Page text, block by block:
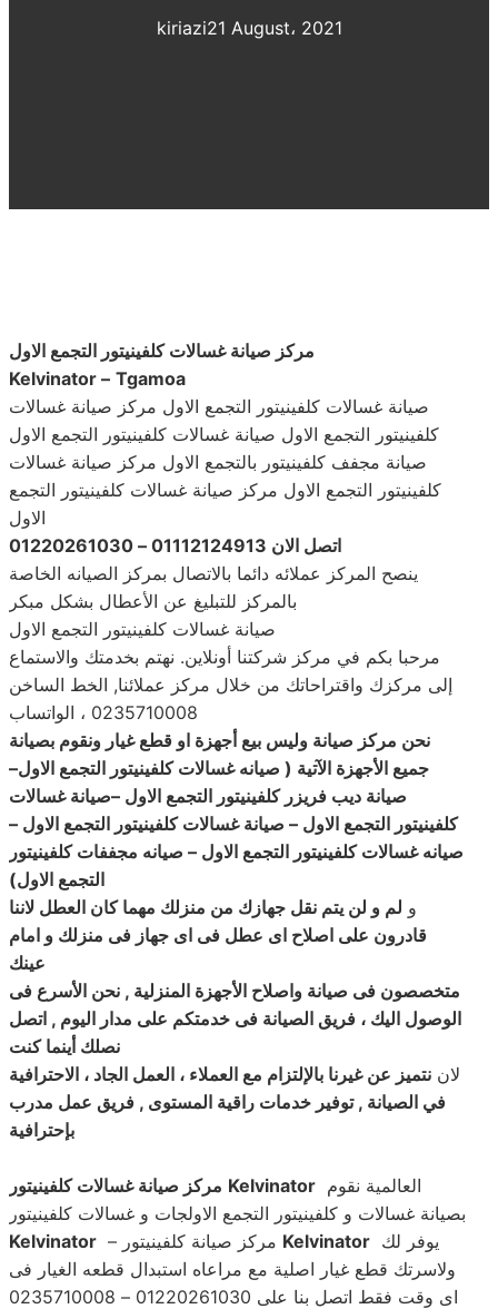
kiriazi21 August، 2021
مركز صيانة غسالات كلفينيتور التجمع الاول
Kelvinator – Tgamoa
صيانة غسالات كلفينيتور التجمع الاول مركز صيانة غسالات
كلفينيتور التجمع الاول صيانة غسالات كلفينيتور التجمع الاول
صيانة مجفف كلفينيتور بالتجمع الاول مركز صيانة غسالات
كلفينيتور التجمع الاول مركز صيانة غسالات كلفينيتور التجمع
الاول
اتصل الان 01112124913 – 01220261030
ينصح المركز عملائه دائما بالاتصال بمركز الصيانه الخاصة
بالمركز للتبليغ عن الأعطال بشكل مبكر
صيانة غسالات كلفينيتور التجمع الاول
مرحبا بكم في مركز شركتنا أونلاين. نهتم بخدمتك والاستماع
إلى مركزك واقتراحاتك من خلال مركز عملائنا, الخط الساخن
0235710008 ، الواتساب
نحن مركز صيانة وليس بيع أجهزة او قطع غيار ونقوم بصيانة
جميع الأجهزة الآتية ( صيانه غسالات كلفينيتور التجمع الاول–
صيانة ديب فريزر كلفينيتور التجمع الاول –صيانة غسالات
كلفينيتور التجمع الاول – صيانة غسالات كلفينيتور التجمع الاول –
صيانه غسالات كلفينيتور التجمع الاول – صيانه مجففات كلفينيتور
التجمع الاول)
و لم و لن يتم نقل جهازك من منزلك مهما كان العطل لاننا
قادرون على اصلاح اى عطل فى اى جهاز فى منزلك و امام
عينك
متخصصون فى صيانة واصلاح الأجهزة المنزلية , نحن الأسرع فى
الوصول اليك ، فريق الصيانة فى خدمتكم على مدار اليوم , اتصل
نصلك أينما كنت
لان نتميز عن غيرنا بالإلتزام مع العملاء ، العمل الجاد ، الاحترافية
في الصيانة , توفير خدمات راقية المستوى , فريق عمل مدرب
بإحترافية
مركز صيانة غسالات كلفينيتور Kelvinator
بصيانة غسالات و كلفينيتور التجمع الاولجات و غسالات كلفينيتور
Kelvinator
Kelvinator
ولاسرتك قطع غيار اصلية مع مراعاه استبدال قطعه الغيار فى
اى وقت فقط اتصل بنا على 01220261030 – 0235710008